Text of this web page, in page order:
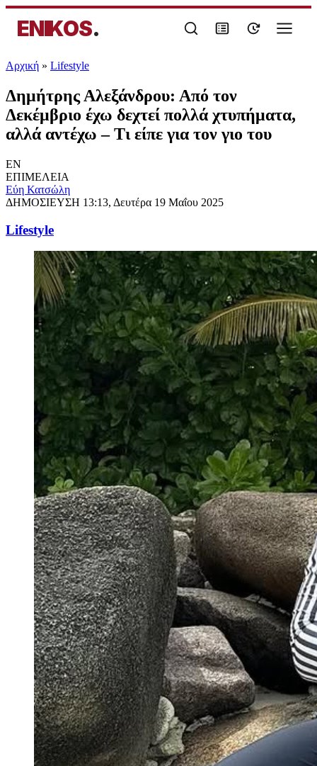
ENIKOS.
Αρχική » Lifestyle
Δημήτρης Αλεξάνδρου: Από τον
Δεκέμβριο έχω δεχτεί πολλά χτυπήματα,
αλλά αντέχω – Τι είπε για τον γιο του
EN
ΕΠΙΜΕΛΕΙΑ
Εύη Κατσώλη
ΔΗΜΟΣΙΕΥΣΗ 13:13, Δευτέρα 19 Μαΐου 2025
Lifestyle